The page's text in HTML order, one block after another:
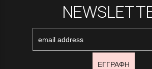
ΕΓΓΡΑΦΗ